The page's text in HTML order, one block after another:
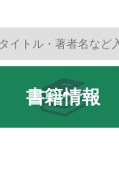
書籍情報